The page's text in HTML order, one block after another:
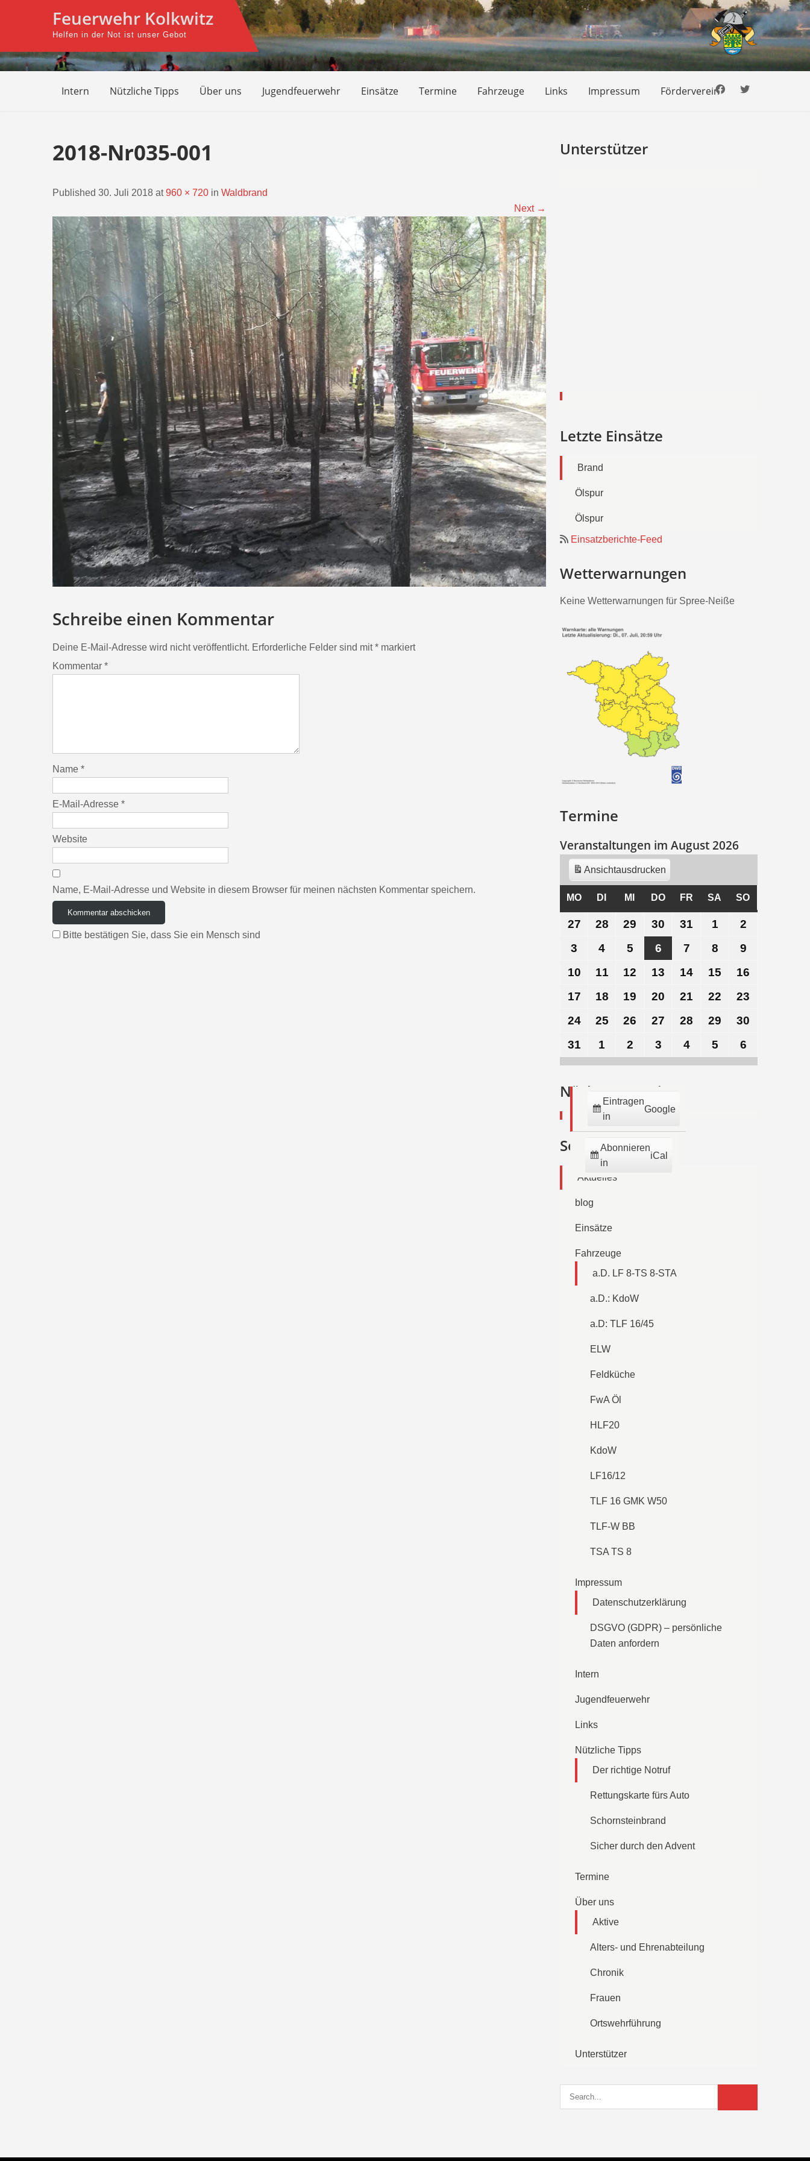
Feuerwehr Kolkwitz
Helfen in der Not ist unser Gebot
Intern Nützliche Tipps Über uns Jugendfeuerwehr Einsätze Termine Fahrzeuge Links Impressum Förderverein
2018-Nr035-001
Published 30. Juli 2018 at960 × 720 in Waldbrand
Next →
Schreibe einen Kommentar
Deine E-Mail-Adresse wird nicht veröffentlicht. Erforderliche Felder sind mit* markiert
Kommentar *
Name *
E-Mail-Adresse *
Website
Name, E-Mail-Adresse und Website in diesem Browser für meinen nächsten Kommentar speichern.
Bitte bestätigen Sie, dass Sie ein Mensch sind
Unterstützer
Letzte Einsätze
Brand
Ölspur
Ölspur
Einsatzberichte-Feed
Wetterwarnungen
Keine Wetterwarnungen für Spree-Neiße
Termine
Veranstaltungen im August 2026
Ansichtausdrucken
MOMONTAG
DI DIENSTAG
MI MITTWOCH
DODONNERSTAG
FR FREITAG
SA SAMSTAG
SO
27 27.28 28.
Juli
29 29.
Juli
2026
30 30.
Juli
2026
31
Juli
1
August
2
3
August
4
August
5
August
6
August
7
August
8
August
9
August
10 10.
August
11 11.
August
12 12.
August
13 13.
August
14 14.
August
15 15.
August
16
17 17.
August
18 18.
August
19 19.
August
20 20.
August
21 21.
August
22 22.
August
23
2424.
August
2026
25 25.
August
2026
26 26.
August
2026
27 27.
August
2026
28 28.
August
2026
29 29.
August
2026
30
2026
31
August
1
September
2
September
3
September
44.
September
5
September
6
September
Eintragen
in
Google
Abonnieren
in
iCal
Nächste Termine:
Seiten
Aktuelles
blog
Einsätze
Fahrzeuge
a.D. LF 8-TS 8-STA
a.D.: KdoW
a.D: TLF 16/45
ELW
Feldküche
FwA Öl
HLF20
KdoW
LF16/12
TLF 16 GMK W50
TLF-W BB
TSA TS 8
Impressum
Datenschutzerklärung
DSGVO (GDPR) – persönliche
Daten anfordern
Intern
Jugendfeuerwehr
Links
Nützliche Tipps
Der richtige Notruf
Rettungskarte fürs Auto
Schornsteinbrand
Sicher durch den Advent
Termine
Über uns
Aktive
Alters- und Ehrenabteilung
Chronik
Frauen
Ortswehrführung
Unterstützer